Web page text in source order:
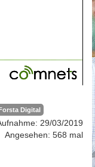
Digital
29/03/2019
Angesehen: 568 mal